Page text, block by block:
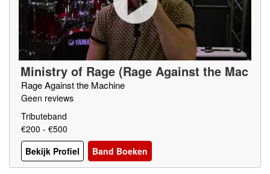
Ministry of Rage (Rage Against the Mac
hine-tribute)
Rage Against the Machine
Geen reviews
Tributeband
€200 - €500
Bekijk Profiel
Band Boeken